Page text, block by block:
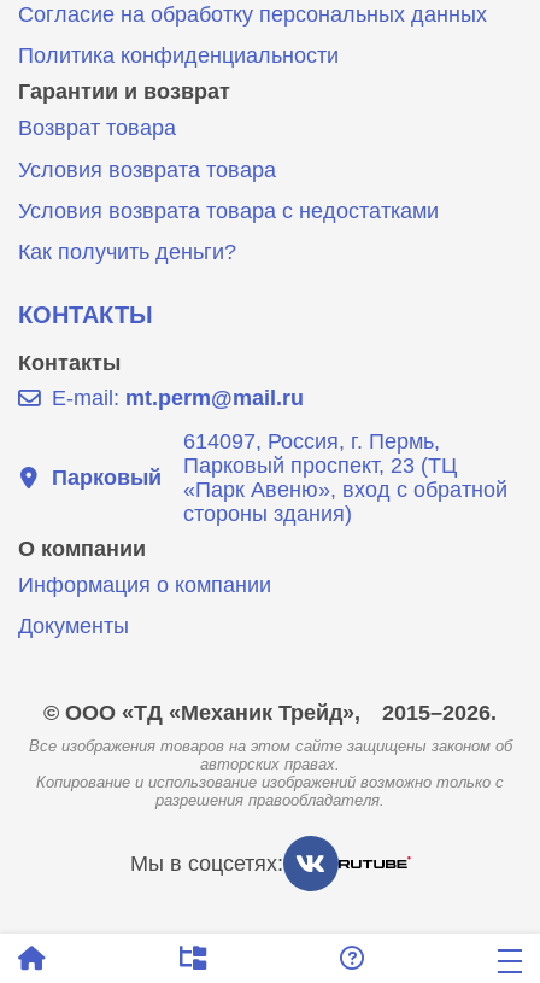
Согласие на обработку персональных данных
Политика конфиденциальности
Гарантии и возврат
Возврат товара
Условия возврата товара
Условия возврата товара с недостатками
Как получить деньги?
КОНТАКТЫ
Контакты
E-mail: mt.perm@mail.ru
Парковый
614097, Россия, г. Пермь,
Парковый проспект, 23 (ТЦ
«Парк Авеню», вход с обратной
стороны здания)
О компании
Информация о компании
Документы
© ООО «ТД «Механик Трейд», 2015–2026.
Все изображения товаров на этом сайте защищены законом об
авторских правах.
Копирование и использование изображений возможно только с
разрешения правообладателя.
Мы в соцсетях: